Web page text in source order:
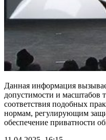
Данная информация
допустимости и масштабов
соответствия подобных
нормам, регулирующим
обеспечение приватности